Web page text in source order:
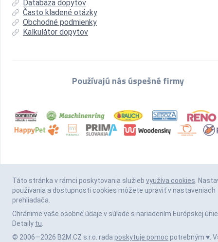
Databáza dopytov
Často kladené otázky
Obchodné podmienky
Kalkulátor dopytov
Používajú nás úspešné firmy
Táto stránka v rámci poskytovania služieb využíva cookies.
používania a dostupnosti cookies môžete upraviť v nastaveniach
prehliadača.
Chránime vaše osobné údaje v súlade s nariadením Európskej únie
Detaily tu.
© 2006—2026 B2M.CZ s.r.o. rada poskytuje pomoc potrebným ♥️.